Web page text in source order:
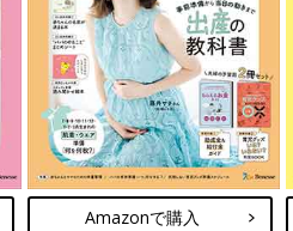
Amazonで購入